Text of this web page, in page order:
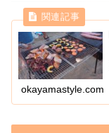
okayamastyle.com